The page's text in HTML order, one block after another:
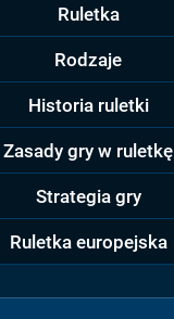
Ruletka
Rodzaje
Historia ruletki
Zasady gry w ruletkę
Strategia gry
Ruletka europejska